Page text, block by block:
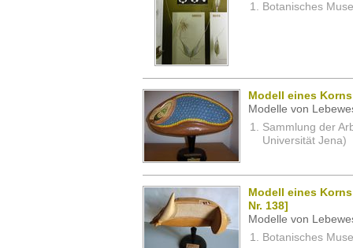
Botanisches
Modell eines
Modelle von
Sammlung der
Universität Jena)
Modell eines
Nr. 138]
Modelle von
Botanisches